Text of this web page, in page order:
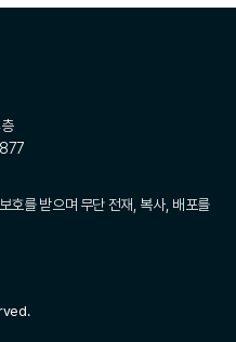
호를 받으며 무단 전재, 복사, 배포를